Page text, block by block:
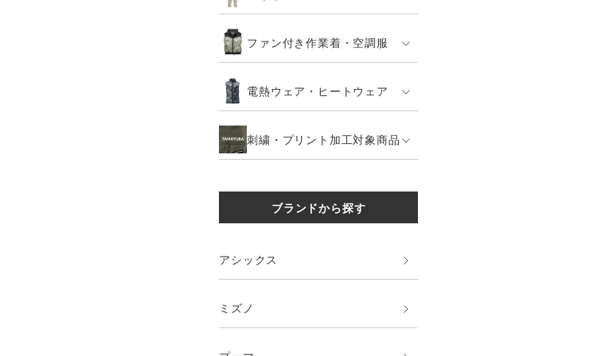
ファン付き作業着・空調服
電熱ウェア・ヒートウェア
刺繍・プリント加工対象商品
ブランドから探す
アシックス
ミズノ